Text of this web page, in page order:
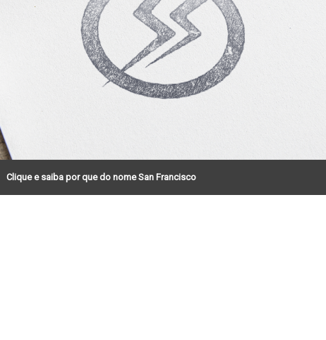
Clique e saiba por que do nome San Francisco